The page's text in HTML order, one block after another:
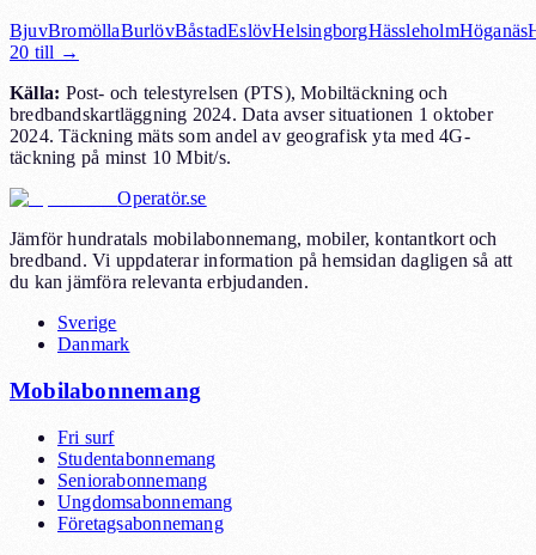
BjuvBromöllaBurlövBåstadEslövHelsingborgHässleholmHöganäs
20 till →
Källa: Post- och telestyrelsen (PTS), Mobiltäckning och
bredbandskartläggning 2024. Data avser situationen 1 oktober
2024. Täckning mäts som andel av geografisk yta med 4G-
täckning på minst 10 Mbit/s.
Operatör.se
Jämför hundratals mobilabonnemang, mobiler, kontantkort och
bredband. Vi uppdaterar information på hemsidan dagligen så att
du kan jämföra relevanta erbjudanden.
Sverige
Danmark
Mobilabonnemang
Fri surf
Studentabonnemang
Seniorabonnemang
Ungdomsabonnemang
Företagsabonnemang